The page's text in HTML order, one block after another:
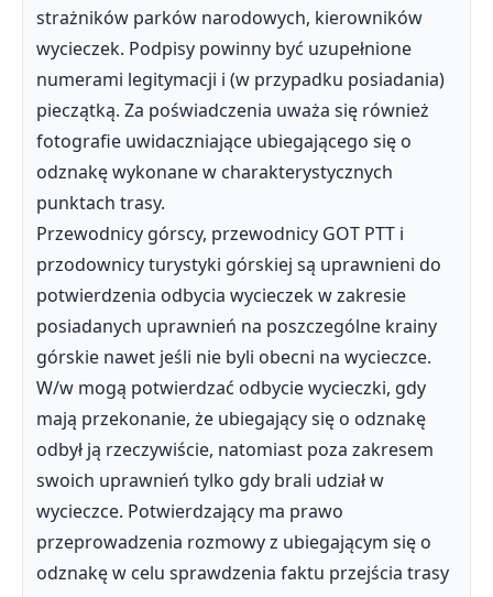
strażników parków narodowych, kierowników
wycieczek. Podpisy powinny być uzupełnione
numerami legitymacji i (w przypadku posiadania)
pieczątką. Za poświadczenia uważa się również
fotografie uwidaczniające ubiegającego się o
odznakę wykonane w charakterystycznych
punktach trasy.
Przewodnicy górscy, przewodnicy GOT PTT i
przodownicy turystyki górskiej są uprawnieni do
potwierdzenia odbycia wycieczek w zakresie
posiadanych uprawnień na poszczególne krainy
górskie nawet jeśli nie byli obecni na wycieczce.
W/w mogą potwierdzać odbycie wycieczki, gdy
mają przekonanie, że ubiegający się o odznakę
odbył ją rzeczywiście, natomiast poza zakresem
swoich uprawnień tylko gdy brali udział w
wycieczce. Potwierdzający ma prawo
przeprowadzenia rozmowy z ubiegającym się o
odznakę w celu sprawdzenia faktu przejścia trasy